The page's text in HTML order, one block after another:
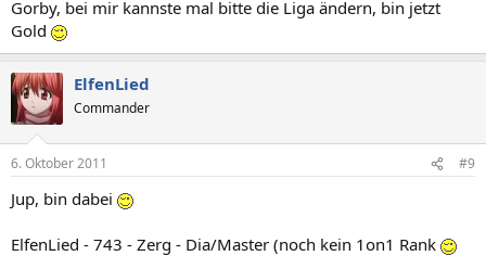
Gorby, bei mir kannste mal bitte die Liga ändern, bin jetzt
Gold
ElfenLied
Commander
6. Oktober 2011 #9
Jup, bin dabei
ElfenLied - 743 - Zerg - Dia/Master (noch kein 1on1 Rank